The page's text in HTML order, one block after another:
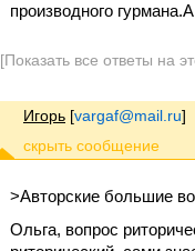
производного
[Показать все ответы на
Игорь [vargaf@mail.ru]
>Авторские большие
Ольга, вопрос